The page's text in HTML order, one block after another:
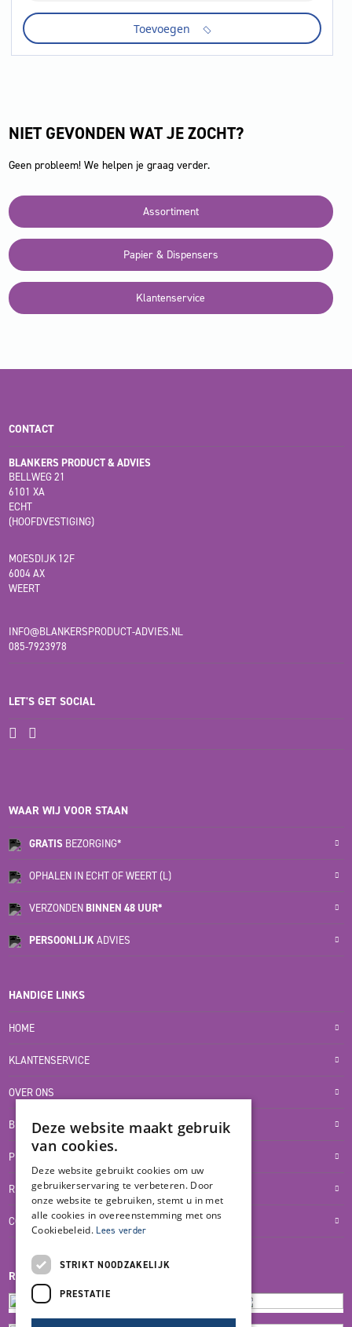
HiCycle
blauw
2lgs
Toevoegen
NIET GEVONDEN WAT JE ZOCHT?
Geen probleem! We helpen je graag verder.
Assortiment
Papier & Dispensers
Klantenservice
CONTACT
BLANKERS PRODUCT & ADVIES
BELLWEG 21
6101 XA
ECHT
(HOOFDVESTIGING)
MOESDIJK 12F
6004 AX
WEERT
INFO@BLANKERSPRODUCT-ADVIES.NL
085-7923978
LET'S GET SOCIAL
WAAR WIJ VOOR STAAN
GRATIS BEZORGING*
OPHALEN IN ECHT OF WEERT (L)
VERZONDEN BINNEN 48 UUR*
PERSOONLIJKADVIES
HANDIGE LINKS
HOME
KLANTENSERVICE
OVER ONS
BLOG
PRIVACYVERKLARING
RETOUR- EN TERUGBETALINGSBELEID
COOKIES
REVIEWMERK
Deze website maakt gebruik
van cookies.
Deze website gebruikt cookies om uw
gebruikerservaring te verbeteren. Door
onze website te gebruiken, stemt u in met
alle cookies in overeenstemming met ons
Cookiebeleid. Lees verder
STRIKT NOODZAKELIJK
PRESTATIE